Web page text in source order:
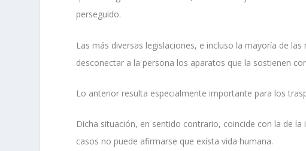
perseguido.
Las más diversas legislaciones, e incluso la mayoría de
desconectar a la persona los aparatos que la sostienen
Lo anterior resulta especialmente importante para los
Dicha situación, en sentido contrario, coincide con la de
casos no puede afirmarse que exista vida humana.